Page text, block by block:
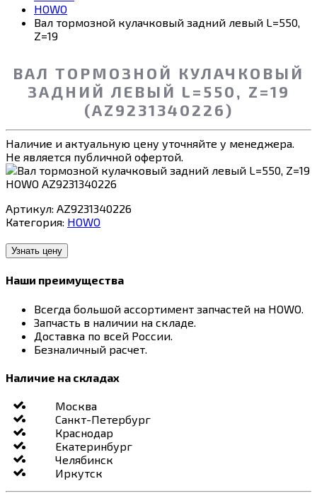
HOWO
Вал тормозной кулачковый задний левый L=550,
Z=19
ВАЛ ТОРМОЗНОЙ КУЛАЧКОВЫЙ
ЗАДНИЙ ЛЕВЫЙ L=550, Z=19
(AZ9231340226)
Наличие и актуальную цену уточняйте у менеджера.
Не является публичной офертой.
Артикул: AZ9231340226
Категория: HOWO
Узнать цену
Наши преимущества
Всегда большой ассортимент запчастей на HOWO.
Запчасть в наличии на складе.
Доставка по всей России.
Безналичный расчет.
Наличие на складах
Москва
Санкт-Петербург
Краснодар
Екатеринбург
Челябинск
Иркутск